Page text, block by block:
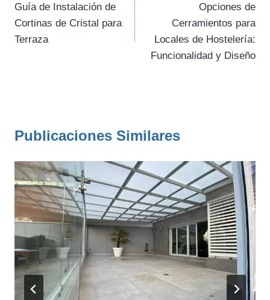
de
entradas
Guía de Instalación de
Cortinas de Cristal para
Terraza
Opciones de
Cerramientos para
Locales de Hostelería:
Funcionalidad y Diseño
Publicaciones Similares